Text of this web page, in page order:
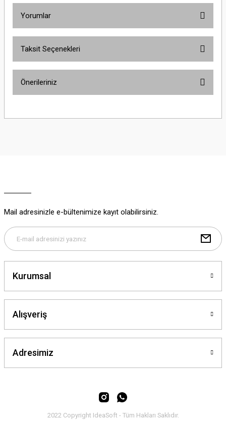
Yorumlar
Taksit Seçenekleri
Önerileriniz
yetersiz gördüğünüz noktaları öneri formunu kullanarak tarafımıza
Bu ürüne benzer farklı alternatifler olmalı.
Mail adresinizle e-bültenimize kayıt olabilirsiniz.
Kurumsal
Alışveriş
Adresimiz
2022 Copyright IdeaSoft - Tüm Hakları Saklıdır.